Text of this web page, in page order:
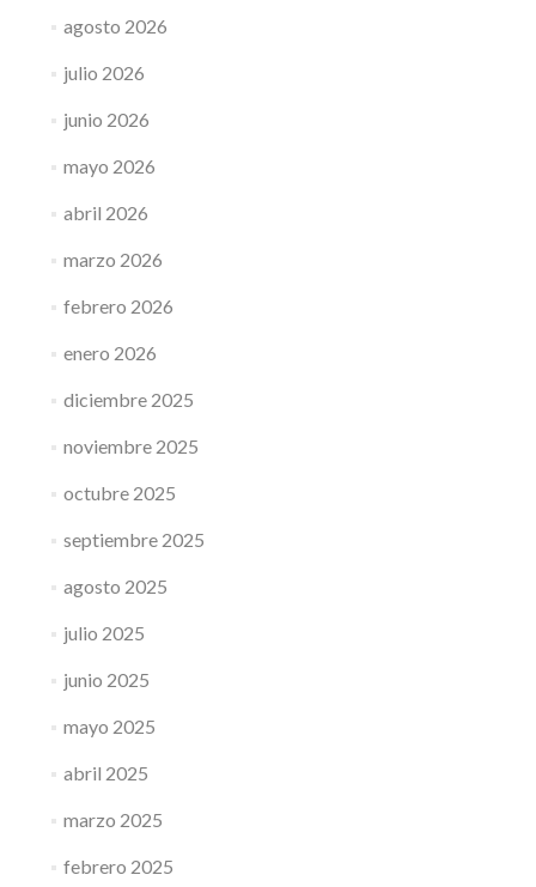
agosto 2026
julio 2026
junio 2026
mayo 2026
abril 2026
marzo 2026
febrero 2026
enero 2026
diciembre 2025
noviembre 2025
octubre 2025
septiembre 2025
agosto 2025
julio 2025
junio 2025
mayo 2025
abril 2025
marzo 2025
febrero 2025